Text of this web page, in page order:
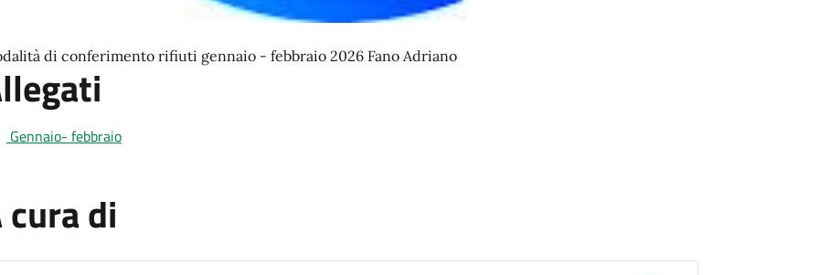
di conferimento rifiuti gennaio - febbraio 2026 Fano Adriano
Gennaio- febbraio
cura di